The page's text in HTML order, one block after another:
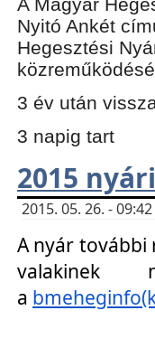
Nyitó Ankét
Hegesztési
3 év után
3 napig tart
2015
2015. 05. 26. -
A nyár további
a